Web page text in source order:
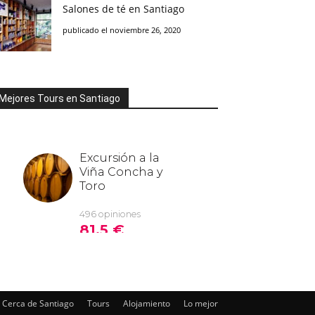
Salones de té en Santiago
publicado el noviembre 26, 2020
Mejores Tours en Santiago
Cerca de Santiago Tours Alojamiento Lo mejor